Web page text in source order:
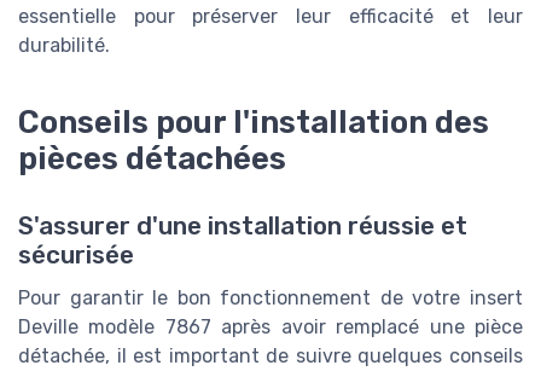
essentielle pour préserver leur efficacité et leur
durabilité.
Conseils pour l'installation des
pièces détachées
S'assurer d'une installation réussie et
sécurisée
Pour garantir le bon fonctionnement de votre insert
Deville modèle 7867 après avoir remplacé une pièce
détachée, il est important de suivre quelques conseils